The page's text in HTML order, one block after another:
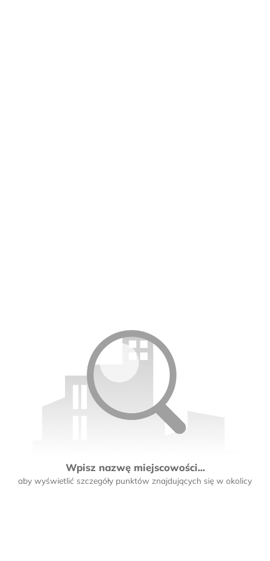
Wpisz nazwę miejscowości...
aby wyświetlić szczegóły punktów znajdujących się w okolicy